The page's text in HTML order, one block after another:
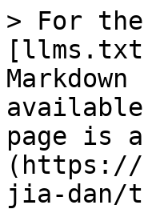
> For
page is
(https://
jia-dan/